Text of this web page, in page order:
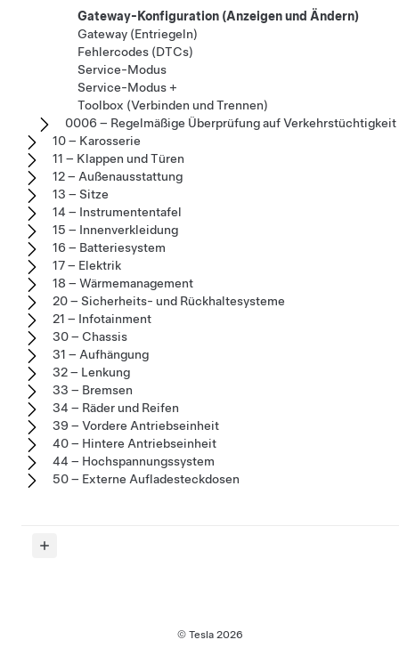
Gateway-Konfiguration (Anzeigen und Ändern)
Gateway (Entriegeln)
Fehlercodes (DTCs)
Service-Modus
Service-Modus +
Toolbox (Verbinden und Trennen)
0006 – Regelmäßige Überprüfung auf Verkehrstüchtigkeit
10 – Karosserie
11 – Klappen und Türen
12 – Außenausstattung
13 – Sitze
14 – Instrumententafel
15 – Innenverkleidung
16 – Batteriesystem
17 – Elektrik
18 – Wärmemanagement
20 – Sicherheits- und Rückhaltesysteme
21 – Infotainment
30 – Chassis
31 – Aufhängung
32 – Lenkung
33 – Bremsen
34 – Räder und Reifen
39 – Vordere Antriebseinheit
40 – Hintere Antriebseinheit
44 – Hochspannungssystem
50 – Externe Aufladesteckdosen
© Tesla 2026